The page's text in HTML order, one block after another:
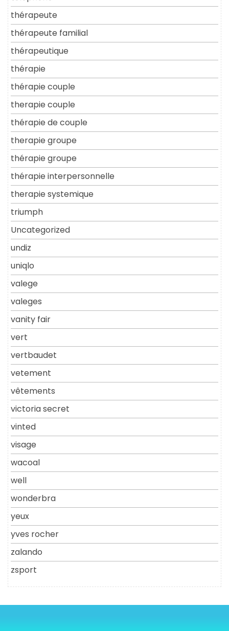
thérapeute
thérapeute familial
thérapeutique
thérapie
thérapie couple
therapie couple
thérapie de couple
therapie groupe
thérapie groupe
thérapie interpersonnelle
therapie systemique
triumph
Uncategorized
undiz
uniqlo
valege
valeges
vanity fair
vert
vertbaudet
vetement
vêtements
victoria secret
vinted
visage
wacoal
well
wonderbra
yeux
yves rocher
zalando
zsport